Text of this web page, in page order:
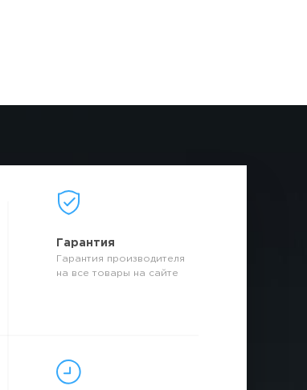
Гарантия
Гарантия производителя
на все товары на сайте